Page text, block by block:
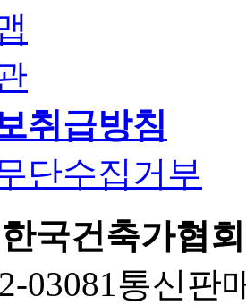
취급방침
단수집거부
국건축가협회
03081 통신판